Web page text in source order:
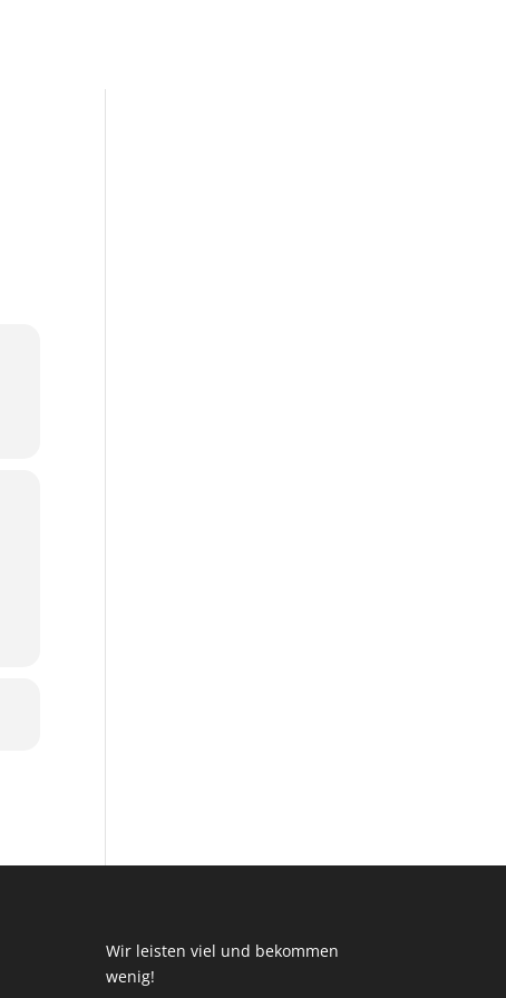
Wir leisten viel und bekommen
wenig!